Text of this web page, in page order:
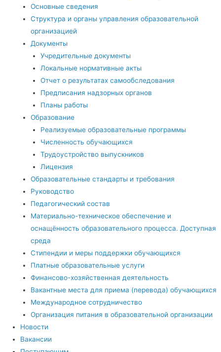
Основные сведения
Структура и органы управления образовательной
организацией
Документы
Учредительные документы
Локальные нормативные акты
Отчет о результатах самообследования
Предписания надзорных органов
Планы работы
Образование
Реализуемые образовательные программы
Численность обучающихся
Трудоустройство выпускников
Лицензия
Образовательные стандарты и требования
Руководство
Педагогический состав
Материально-техническое обеспечение и
оснащённость образовательного процесса. Доступная
среда
Стипендии и меры поддержки обучающихся
Платные образовательные услуги
Финансово-хозяйственная деятельность
Вакантные места для приема (перевода) обучающихся
Международное сотрудничество
Организация питания в образовательной организации
Новости
Вакансии